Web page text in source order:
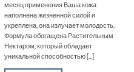
месяц применения Ваша кожа
наполнена жизненной силой и
укреплена, она излучает молодость.
Формула обогащена Растительным
Нектаром, который обладает
уникальной способностью [...]